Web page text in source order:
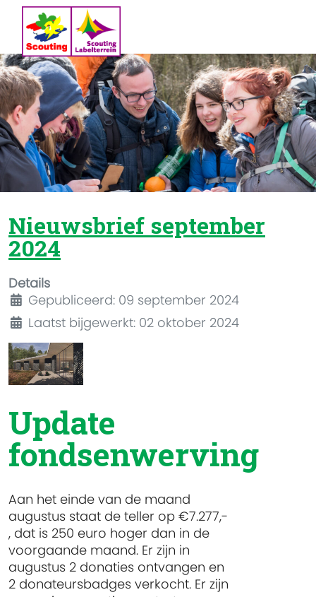
Nieuwsbrief september
2024
Details
Gepubliceerd: 09 september 2024
Laatst bijgewerkt: 02 oktober 2024
Update
fondsenwerving
Aan het einde van de maand
augustus staat de teller op €7.277,-
, dat is 250 euro hoger dan in de
voorgaande maand. Er zijn in
augustus 2 donaties ontvangen en
2 donateursbadges verkocht. Er zijn